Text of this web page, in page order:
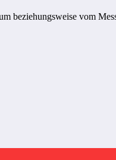
beziehungsweise vom